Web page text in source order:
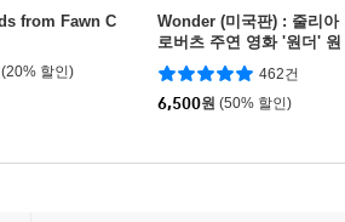
from Fawn C
(20% 할인)
Wonder (미국판) : 줄리아
로버츠 주연 영화 '원더' 원
작 소설
462건
6,500원 (50% 할인)